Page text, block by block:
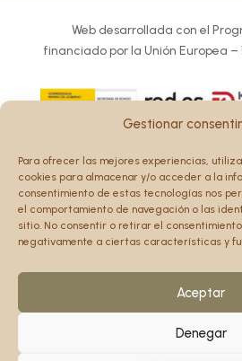
Gestionar
Para ofrecer las mejores experiencias,
cookies para almacenar y/o acceder a la
consentimiento de estas tecnologías nos
el comportamiento de navegación o las
sitio. No consentir o retirar el
negativamente a ciertas características y
Aceptar
Denegar
Web desarrollada con el
financiado por la Unión Europea –
son únicamente los del autor o
necesariamente los de la Unión
Europea.
Ni la Unión Europea ni la Comisión